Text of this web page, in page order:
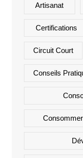
Artisanat
Certifications
Circuit Court
Conseils